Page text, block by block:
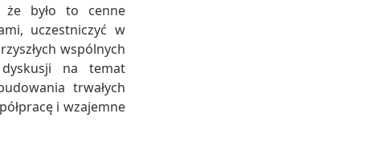
że było to cenne
uczestniczyć w
wspólnych
na temat
trwałych
i wzajemne